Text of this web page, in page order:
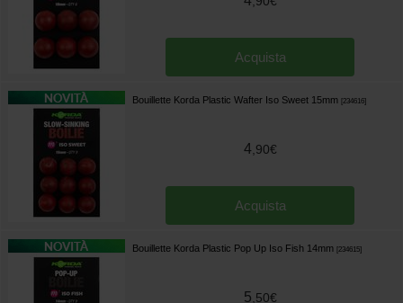
Acquista
Bouillette Korda Plastic Wafter Iso Sweet 15mm 234616]
4 90€
Acquista
Bouillette Korda Plastic Pop Up Iso Fish 14mm 234615]
5 50€